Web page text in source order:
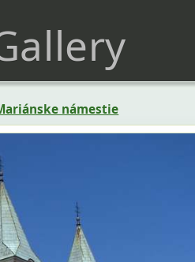
námestie